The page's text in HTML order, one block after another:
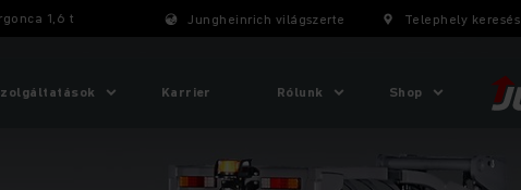
1,6 t Jungheinrich világszerte Telephely keresés
Karrier Rólunk Shop